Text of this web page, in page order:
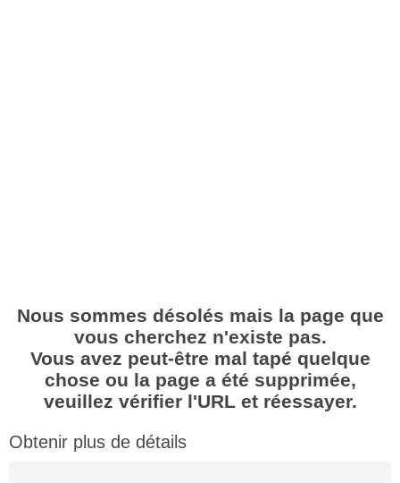
Nous sommes désolés mais la page que
vous cherchez n'existe pas.
Vous avez peut-être mal tapé quelque
chose ou la page a été supprimée,
veuillez vérifier l'URL et réessayer.
Obtenir plus de détails